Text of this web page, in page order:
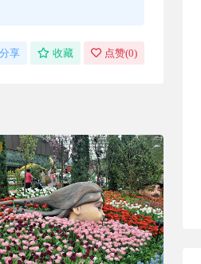
分享 收藏 点赞(0)